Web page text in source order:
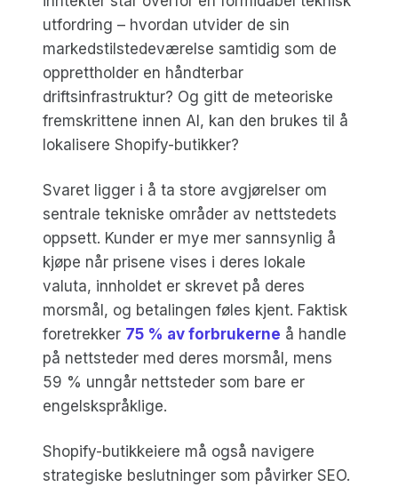
utfordring – hvordan utvider de sin
markedstilstedeværelse samtidig som de
opprettholder en håndterbar
driftsinfrastruktur? Og gitt de meteoriske
fremskrittene innen AI, kan den brukes til å
lokalisere Shopify-butikker?
Svaret ligger i å ta store avgjørelser om
sentrale tekniske områder av nettstedets
oppsett. Kunder er mye mer sannsynlig å
kjøpe når prisene vises i deres lokale
valuta, innholdet er skrevet på deres
morsmål, og betalingen føles kjent. Faktisk
foretrekker 75 % av forbrukerne å handle
på nettsteder med deres morsmål, mens
59 % unngår nettsteder som bare er
engelskspråklige.
Shopify-butikkeiere må også navigere
strategiske beslutninger som påvirker SEO.